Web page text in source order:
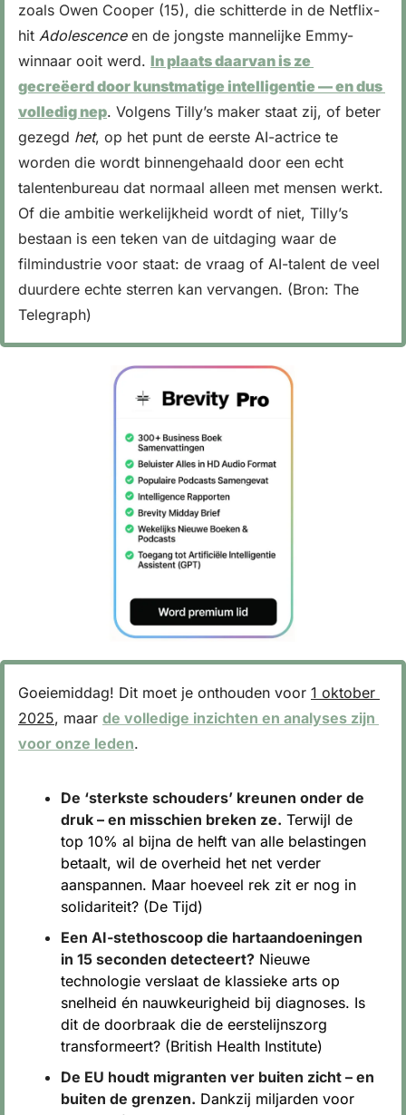
zoals Owen Cooper (15), die schitterde in de Netflix-
hit Adolescence en de jongste mannelijke Emmy-
winnaar ooit werd. In plaats daarvan is ze
gecreëerd door kunstmatige intelligentie — en dus
volledig nep. Volgens Tilly’s maker staat zij, of beter
gezegd het, op het punt de eerste AI-actrice te
worden die wordt binnengehaald door een echt
talentenbureau dat normaal alleen met mensen werkt.
Of die ambitie werkelijkheid wordt of niet, Tilly’s
bestaan is een teken van de uitdaging waar de
filmindustrie voor staat: de vraag of AI-talent de veel
duurdere echte sterren kan vervangen. (Bron: The
Telegraph)
Goeiemiddag! Dit moet je onthouden voor 1 oktober
2025, maar de volledige inzichten en analyses zijn
voor onze leden.
De ‘sterkste schouders’ kreunen onder de
druk – en misschien breken ze. Terwijl de
top 10% al bijna de helft van alle belastingen
betaalt, wil de overheid het net verder
aanspannen. Maar hoeveel rek zit er nog in
solidariteit? (De Tijd)
Een AI-stethoscoop die hartaandoeningen
in 15 seconden detecteert? Nieuwe
technologie verslaat de klassieke arts op
snelheid én nauwkeurigheid bij diagnoses. Is
dit de doorbraak die de eerstelijnszorg
transformeert? (British Health Institute)
De EU houdt migranten ver buiten zicht – en
buiten de grenzen. Dankzij miljarden voor